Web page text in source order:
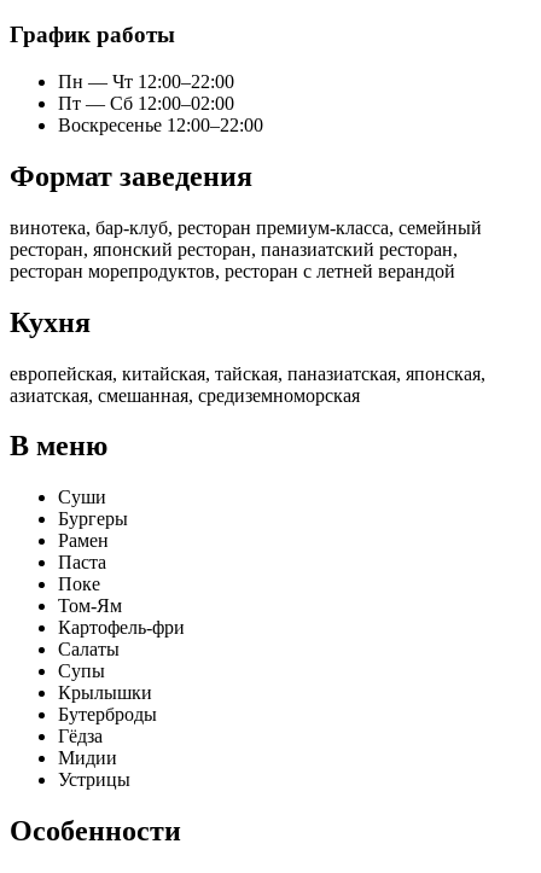
График работы
Пн — Чт 12:00–22:00
Пт — Сб 12:00–02:00
Воскресенье 12:00–22:00
Формат заведения
винотека, бар-клуб, ресторан премиум-класса, семейный
ресторан, японский ресторан, паназиатский ресторан,
ресторан морепродуктов, ресторан с летней верандой
Кухня
европейская, китайская, тайская, паназиатская, японская,
азиатская, смешанная, средиземноморская
В меню
​Суши​
Бургеры
​Рамен​
Паста​
Поке
​Том-Ям
​Картофель-фри​
Салаты
​Супы​
Крылышки​
Бутерброды
​Гёдза
​Мидии
​Устрицы
Особенности